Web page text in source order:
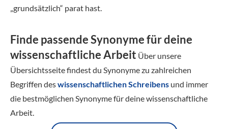
„grundsätzlich“ parat hast.
Finde passende Synonyme für deine
wissenschaftliche Arbeit Über unsere
Übersichtsseite findest du Synonyme zu zahlreichen
Begriffen deswissenschaftlichen Schreibens und immer
die bestmöglichen Synonyme für deine wissenschaftliche
Arbeit.